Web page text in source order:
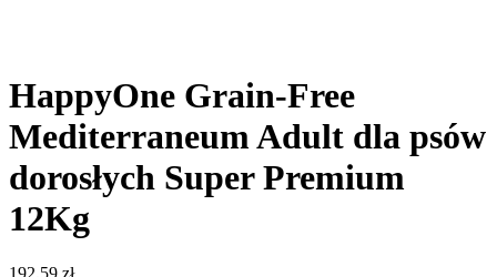
HappyOne Grain-Free
Mediterraneum Adult dla psów
dorosłych Super Premium
12Kg
192,59 zł